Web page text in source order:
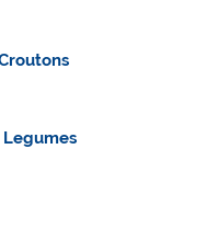
Legumes